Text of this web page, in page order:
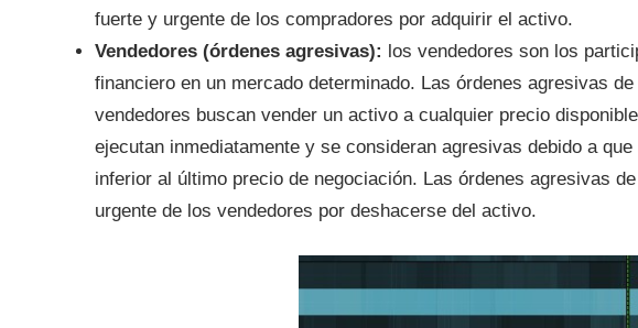
fuerte y urgente de los compradores por adquirir el activo.
Vendedores (órdenes agresivas): los vendedores son los
financiero en un mercado determinado. Las órdenes agresivas
vendedores buscan vender un activo a cualquier precio
ejecutan inmediatamente y se consideran agresivas debido a
inferior al último precio de negociación. Las órdenes agresivas
urgente de los vendedores por deshacerse del activo.